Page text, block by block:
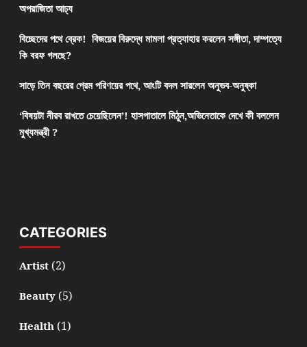
অপরাজিতা আঢ্য
বিচ্ছেদের পথে ব্রেক! বিজয়ের বিরুদ্ধে মামলা প্রত্যাহার করলেন সঙ্গীতা, দাম্পত্যে
কি বরফ গলছে?
সাড়ে তিন বছরের প্রেম পরিণয়ের পথে, আংটি বদল সারলেন অনুভব-অনুষ্কা
‘বিষয়টা নীরব রাখতে চেয়েছিলেন’! হাসপাতালে মিঠুন,অভিনেতাকে দেখে কী বললেন
মুখ্যমন্ত্রী ?
CATEGORIES
Artist(2)
Beauty(5)
Health(1)